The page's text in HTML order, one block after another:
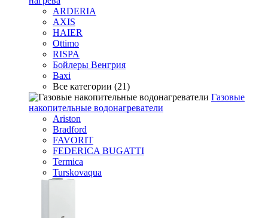
ARDERIA
AXIS
HAIER
Ottimo
RISPA
Бойлеры Венгрия
Baxi
Все категории (21)
Газовые
накопительные водонагреватели
Ariston
Bradford
FAVORIT
FEDERICA BUGATTI
Termica
Turskovaqua